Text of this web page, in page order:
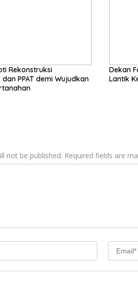
Rekonstruksi
PPAT demi Wujudkan
Dekan
Lantik
not be published. Required fields are